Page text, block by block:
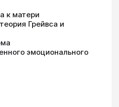
к матери
Грейвса и
эмоционального